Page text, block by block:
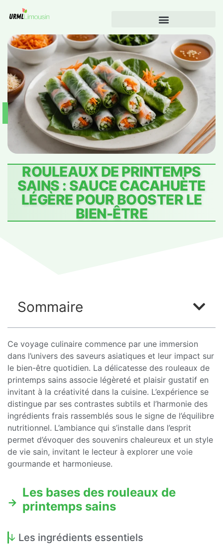
ROULEAUX DE PRINTEMPS
SAINS : SAUCE CACAHUÈTE
LÉGÈRE POUR BOOSTER LE
BIEN-ÊTRE
Sommaire
Ce voyage culinaire commence par une immersion
dans l’univers des saveurs asiatiques et leur impact sur
le bien-être quotidien. La délicatesse des rouleaux de
printemps sains associe légèreté et plaisir gustatif en
invitant à la créativité dans la cuisine. L’expérience se
distingue par ses contrastes subtils et l’harmonie des
ingrédients frais rassemblés sous le signe de l’équilibre
nutritionnel. L’ambiance qui s’installe dans l’esprit
permet d’évoquer des souvenirs chaleureux et un style
de vie sain, invitant le lecteur à explorer une voie
gourmande et harmonieuse.
Les bases des rouleaux de
printemps sains
Les ingrédients essentiels